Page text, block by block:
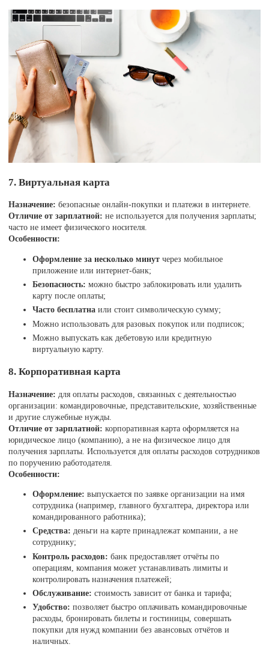
7. Виртуальная карта
Назначение: безопасные онлайн-покупки и платежи в интернете.
Отличие от зарплатной: не используется для получения зарплаты;
часто не имеет физического носителя.
Особенности:
Оформление за несколько минут через мобильное
приложение или интернет-банк;
Безопасность: можно быстро заблокировать или удалить
карту после оплаты;
Часто бесплатна или стоит символическую сумму;
Можно использовать для разовых покупок или подписок;
Можно выпускать как дебетовую или кредитную
виртуальную карту.
8. Корпоративная карта
Назначение: для оплаты расходов, связанных с деятельностью
организации: командировочные, представительские, хозяйственные
и другие служебные нужды.
Отличие от зарплатной: корпоративная карта оформляется на
юридическое лицо (компанию), а не на физическое лицо для
получения зарплаты. Используется для оплаты расходов сотрудников
по поручению работодателя.
Особенности:
Оформление: выпускается по заявке организации на имя
сотрудника (например, главного бухгалтера, директора или
командированного работника);
Средства: деньги на карте принадлежат компании, а не
сотруднику;
Контроль расходов: банк предоставляет отчёты по
операциям, компания может устанавливать лимиты и
контролировать назначения платежей;
Обслуживание: стоимость зависит от банка и тарифа;
Удобство: позволяет быстро оплачивать командировочные
расходы, бронировать билеты и гостиницы, совершать
покупки для нужд компании без авансовых отчётов и
наличных.